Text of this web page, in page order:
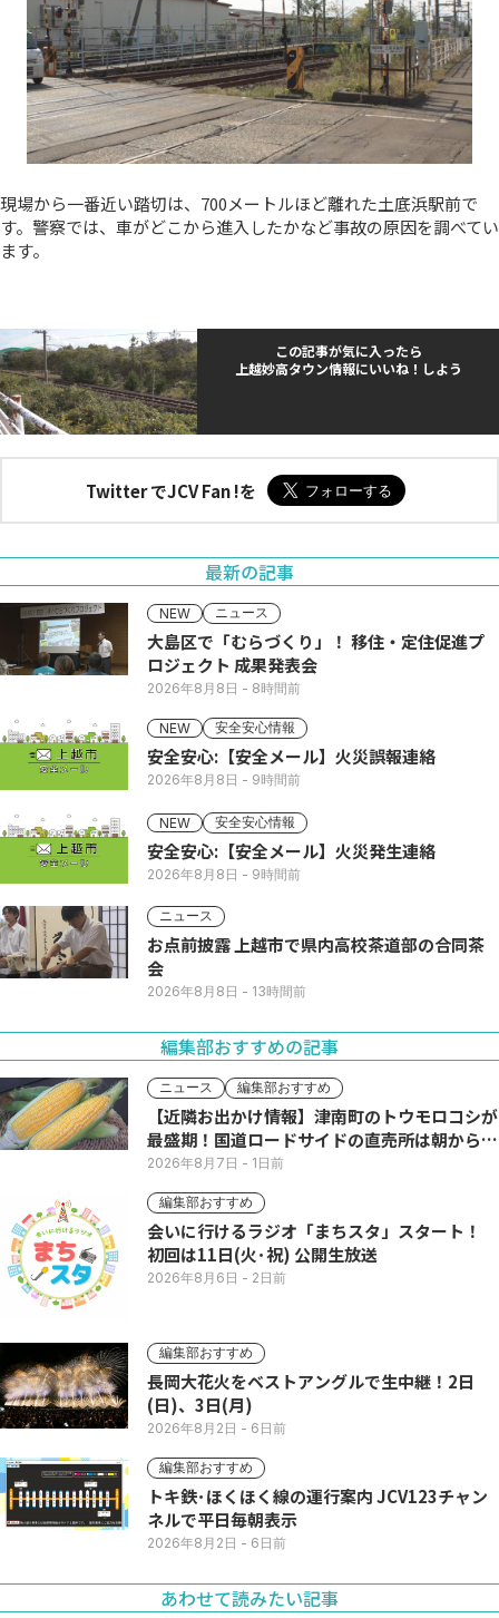
現場から一番近い踏切は、700メートルほど離れた土底浜駅前で
す。警察では、車がどこから進入したかなど事故の原因を調べてい
ます。
この記事が気に入ったら
上越妙高タウン情報にいいね！しよう
Twitter でJCV Fan !を
最新の記事
NEW ニュース
大島区で「むらづくり」！ 移住・定住促進プ
ロジェクト 成果発表会
2026年8月8日 - 8時間前
NEW 安全安心情報
安全安心:【安全メール】火災誤報連絡
2026年8月8日 - 9時間前
NEW 安全安心情報
安全安心:【安全メール】火災発生連絡
2026年8月8日 - 9時間前
ニュース
お点前披露 上越市で県内高校茶道部の合同茶
会
2026年8月8日 - 13時間前
編集部おすすめの記事
ニュース 編集部おすすめ
【近隣お出かけ情報】津南町のトウモロコシが
最盛期！国道ロードサイドの直売所は朝から長
い列
2026年8月7日 - 1日前
編集部おすすめ
会いに行けるラジオ「まちスタ」スタート！
初回は11日(火･祝) 公開生放送
2026年8月6日 - 2日前
編集部おすすめ
長岡大花火をベストアングルで生中継！2日
(日)、3日(月)
2026年8月2日 - 6日前
編集部おすすめ
トキ鉄･ほくほく線の運行案内 JCV123チャン
ネルで平日毎朝表示
2026年8月2日 - 6日前
あわせて読みたい記事